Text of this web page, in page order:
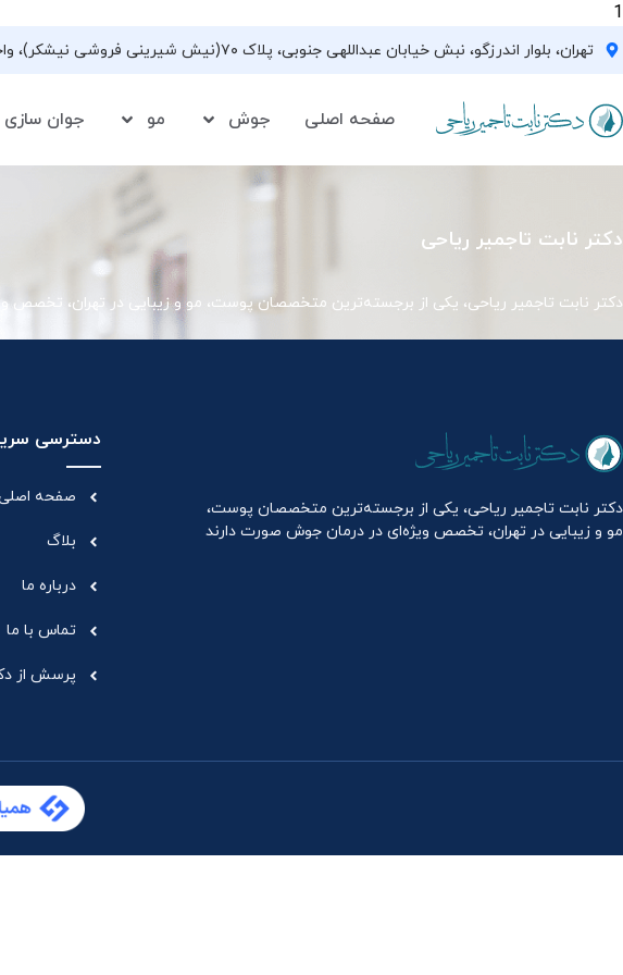
1
تهران، بلوار اندرزگو، نبش خیابان عبداللهی جنوبی، پلاک ۷۰(نیش شیرینی فروشی نیشکر)، واحد ۳۳ ، طبقه ۵
صفحه اصلی جوش مو جوان
دکتر نابت تاجمیر ریاحی
دکتر نابت تاجمیر ریاحی، یکی از برجسته‌ترین متخصصان پوست، مو و زیبایی در تهران، تخصص
دکتر نابت تاجمیر ریاحی، یکی از برجسته‌ترین متخصصان پوست،
مو و زیبایی در تهران، تخصص ویژه‌ای در درمان جوش صورت دارند
دسترسی
صفحه
بلاگ
درباره ما
تماس با ما
پرسش از